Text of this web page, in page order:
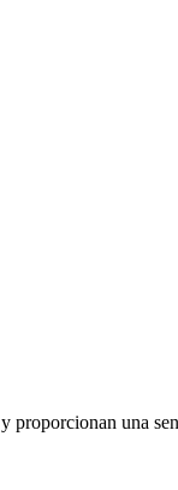
y proporcionan una